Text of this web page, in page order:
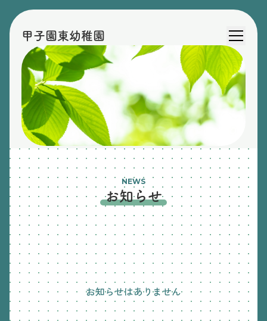
甲子園東幼稚園
NEWS
お知らせ
お知らせはありません